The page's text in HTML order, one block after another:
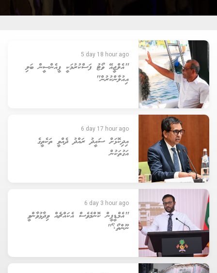
5 day 18 hour ago
"އެލްޖީއޭ ވޯޓު ފަސްކުރުމަކީ ޕީއެންސީން ބަލި
އިއުލާންކުރުން"
6 day 17 hour ago
އިދިކޮޅަށް ސައީދު ރައްދު ދެއްވީ ތަކެތީގެ
އަގުތަކުން
6 day 3 hour ago
"އެމްޑީޕީން ކޮންމެވެސް އެކައްޗެއް ވިދާޅުވާންވީ
ނޫންތޯ؟"